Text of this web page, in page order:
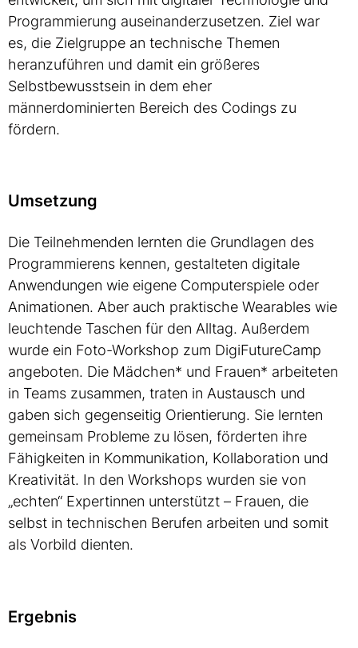
Programmierung auseinanderzusetzen. Ziel war
es, die Zielgruppe an technische Themen
heranzuführen und damit ein größeres
Selbstbewusstsein in dem eher
männerdominierten Bereich des Codings zu
fördern.
Umsetzung
Die Teilnehmenden lernten die Grundlagen des
Programmierens kennen, gestalteten digitale
Anwendungen wie eigene Computerspiele oder
Animationen. Aber auch praktische Wearables wie
leuchtende Taschen für den Alltag. Außerdem
wurde ein Foto-Workshop zum DigiFutureCamp
angeboten. Die Mädchen* und Frauen* arbeiteten
in Teams zusammen, traten in Austausch und
gaben sich gegenseitig Orientierung. Sie lernten
gemeinsam Probleme zu lösen, förderten ihre
Fähigkeiten in Kommunikation, Kollaboration und
Kreativität. In den Workshops wurden sie von
„echten“ Expertinnen unterstützt – Frauen, die
selbst in technischen Berufen arbeiten und somit
als Vorbild dienten.
Ergebnis